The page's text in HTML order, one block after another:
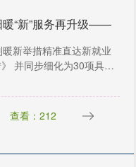
暖“新”服务再升级——
新举措精准直达新就业
并同步细化为30项具体
查看：212